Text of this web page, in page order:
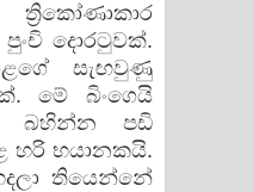
දොරටුවක්.
සැඟවුණු
මේ බිංගෙයි
බහින්න පඩි
හරි භයානකයි.
තියෙන්නේ